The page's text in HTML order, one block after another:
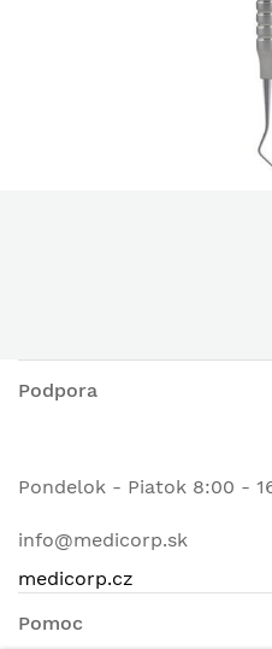
Podpora
Pondelok - Piatok 8:00 -
info@medicorp.sk
medicorp.cz
Pomoc